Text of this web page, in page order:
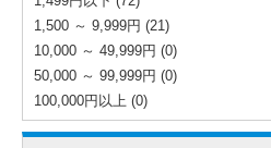
1,500 ～ 9,999円 (21)
10,000 ～ 49,999円 (0)
50,000 ～ 99,999円 (0)
100,000円以上 (0)